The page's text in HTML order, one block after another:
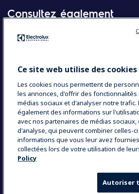
Consultez également
Molteni
Appareils électroménagers
COUNTRY AND
VOTRE SÉLECTION :
Data Privacy Statement
Conditions générales
Ce site web utilise des cookies
Les cookies nous permettent de
les annonces, d'offrir des fonctionnalités
médias sociaux et d'analyser notre
également des informations sur
avec nos partenaires de médias
d'analyse, qui peuvent combiner celles-
informations que vous leur avez
collectées lors de votre utilisation de
Policy
Autoriser